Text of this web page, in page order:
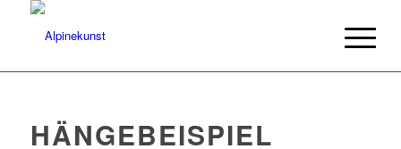
HÄNGEBEISPIEL